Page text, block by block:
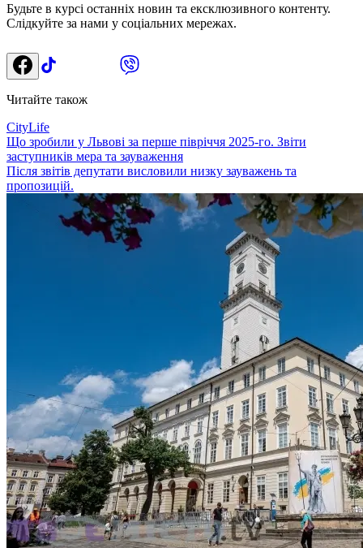
Будьте в курсі останніх новин та ексклюзивного контенту.
Слідкуйте за нами у соціальних мережах.
Читайте також
CityLife
Що зробили у Львові за перше півріччя 2025-го. Звіти
заступників мера та зауваження
Після звітів депутати висловили низку зауважень та
пропозицій.